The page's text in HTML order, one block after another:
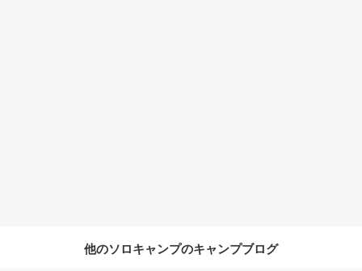
他のソロキャンプのキャンプブログ